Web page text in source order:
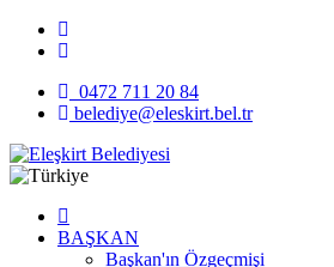
0472 711 20 84
belediye@eleskirt.bel.tr
BAŞKAN
Başkan'ın Özgeçmişi